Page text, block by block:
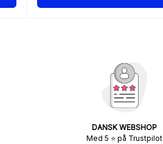
DANSK WEBSHOP
Med 5 ⭐ på Trustpilot